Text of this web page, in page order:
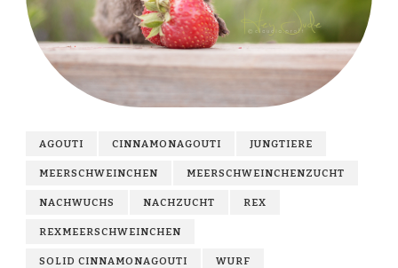
AGOUTI CINNAMONAGOUTI JUNGTIERE
MEERSCHWEINCHEN MEERSCHWEINCHENZUCHT
NACHWUCHS NACHZUCHT REX
REXMEERSCHWEINCHEN
SOLID CINNAMONAGOUTI WURF